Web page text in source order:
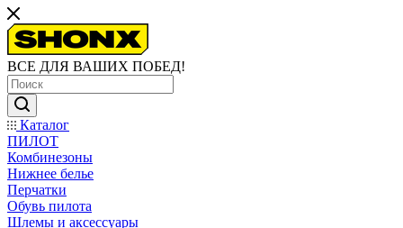
ВСЕ ДЛЯ ВАШИХ ПОБЕД!
Каталог
ПИЛОТ
Комбинезоны
Нижнее белье
Перчатки
Обувь пилота
Шлемы и аксессуары